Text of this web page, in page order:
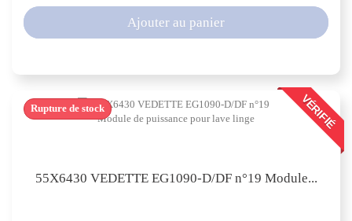
Ajouter au panier
VÉRIFIÉ
55X6430 VEDETTE EG1090-D/DF n°19 Module...
Rupture de stock